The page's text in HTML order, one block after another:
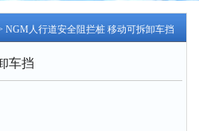
NGM人行道安全阻拦桩 移动可拆卸车挡
车挡